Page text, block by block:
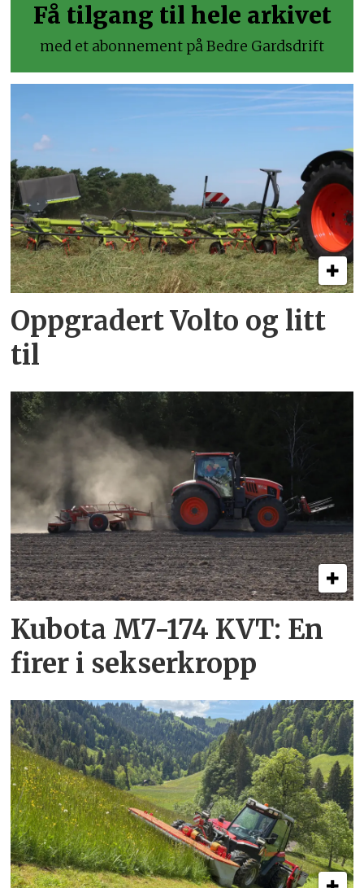
Få tilgang til hele arkivet
med et abonnement på Bedre Gardsdrift
Oppgradert Volto og litt
til
Kubota M7-174 KVT: En
firer i sekserkropp